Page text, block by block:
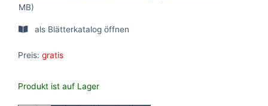
MB)
als Blätterkatalog öffnen
Preis: gratis
Produkt ist auf Lager